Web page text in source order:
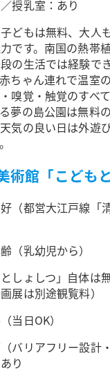
授乳室：あり
どもは無料、大人
です。南国の熱帯
の生活では経験で
ちゃん連れで温室
嗅覚・触覚のすべ
夢の島公園は無料
気の良い日は外遊
術館「こども
（都営大江戸線「
（乳幼児から）
しょしつ」自体は
展は別途観覧料）
当日OK）
バリアフリー設計
り